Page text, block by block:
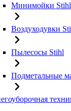
Минимойки Stihl
Воздуходувки
Пылесосы Stihl
Подметальные